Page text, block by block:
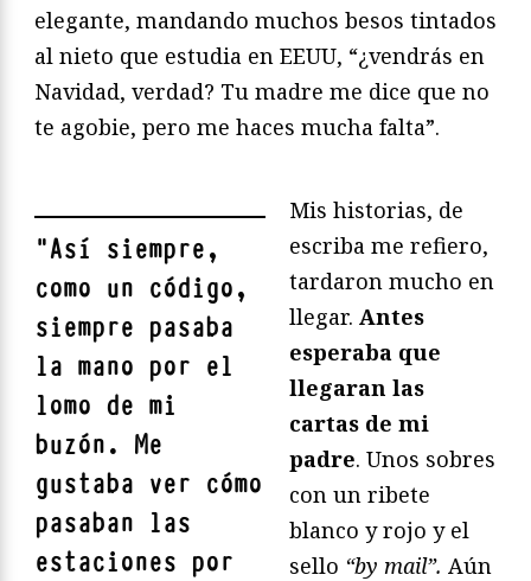
elegante, mandando muchos besos tintados
al nieto que estudia en EEUU, “¿vendrás en
Navidad, verdad? Tu madre me dice que no
te agobie, pero me haces mucha falta”.
"Así siempre,
como un código,
siempre pasaba
la mano por el
lomo de mi
buzón. Me
gustaba ver cómo
pasaban las
estaciones por
Mis historias, de
escriba me refiero,
tardaron mucho en
llegar. Antes
esperaba que
llegaran las
cartas de mi
padre. Unos sobres
con un ribete
blanco y rojo y el
sello “by mail”. Aún